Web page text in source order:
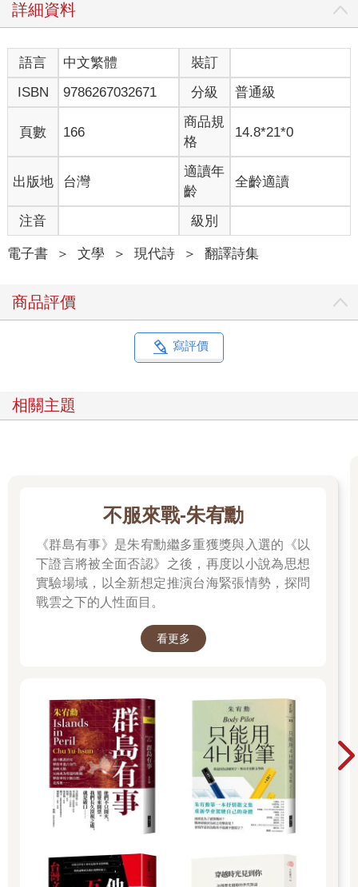
詳細資料
語言 中文繁體
裝訂
ISBN
9786267032671 分級 普通級
頁數 166
商品規
格
14.8*21*0
出版地 台灣
適讀年
齡
全齡適讀
注音 級別
電子書 ＞ 文學 ＞ 現代詩 ＞ 翻譯詩集
商品評價
寫評價
相關主題
不服來戰-朱宥勳
《群島有事》是朱宥勳繼多重獲獎與入選的《以
下證言將被全面否認》之後，再度以小說為思想
實驗場域，以全新想定推演台海緊張情勢，探問
戰雲之下的人性面目。
看更多